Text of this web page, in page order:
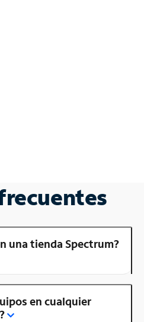
una tienda Spectrum?
en cualquier